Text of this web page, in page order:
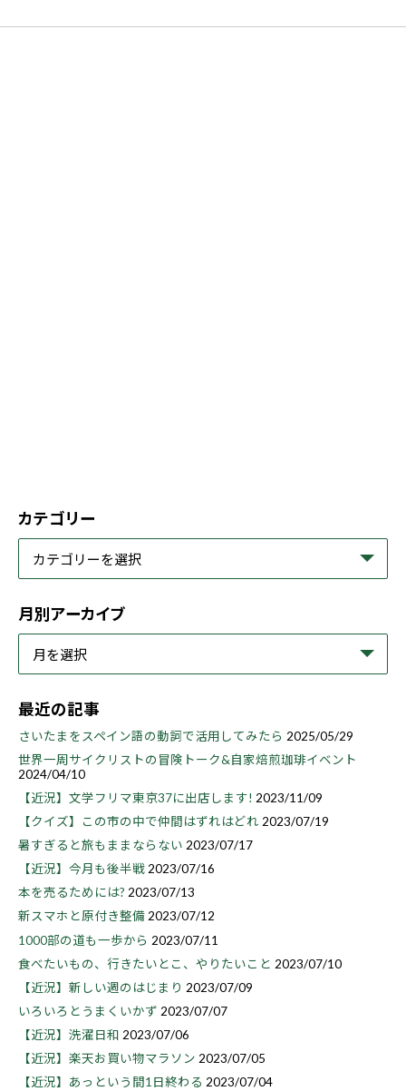
カテゴリー
月別アーカイブ
最近の記事
さいたまをスペイン語の動詞で活用してみたら 2025/05/29
世界一周サイクリストの冒険トーク&自家焙煎珈琲イベント
2024/04/10
【近況】文学フリマ東京37に出店します! 2023/11/09
【クイズ】この市の中で仲間はずれはどれ 2023/07/19
暑すぎると旅もままならない 2023/07/17
【近況】今月も後半戦 2023/07/16
本を売るためには? 2023/07/13
新スマホと原付き整備2023/07/12
1000部の道も一歩から 2023/07/11
食べたいもの、行きたいとこ、やりたいこと 2023/07/10
【近況】新しい週のはじまり 2023/07/09
いろいろとうまくいかず 2023/07/07
【近況】洗濯日和 2023/07/06
【近況】楽天お買い物マラソン 2023/07/05
【近況】あっという間1日終わる 2023/07/04